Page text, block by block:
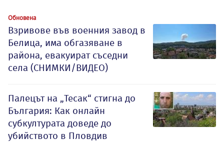
Обновена
Взривове във военния завод в
Белица, има обгазяване в
района, евакуират съседни
села (СНИМКИ/ВИДЕО)
Палецът на „Тесак“ стигна до
България: Как онлайн
субкултурата доведе до
убийството в Пловдив